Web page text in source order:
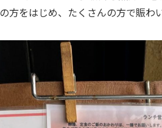
方をはじめ、たくさんの方で賑わい